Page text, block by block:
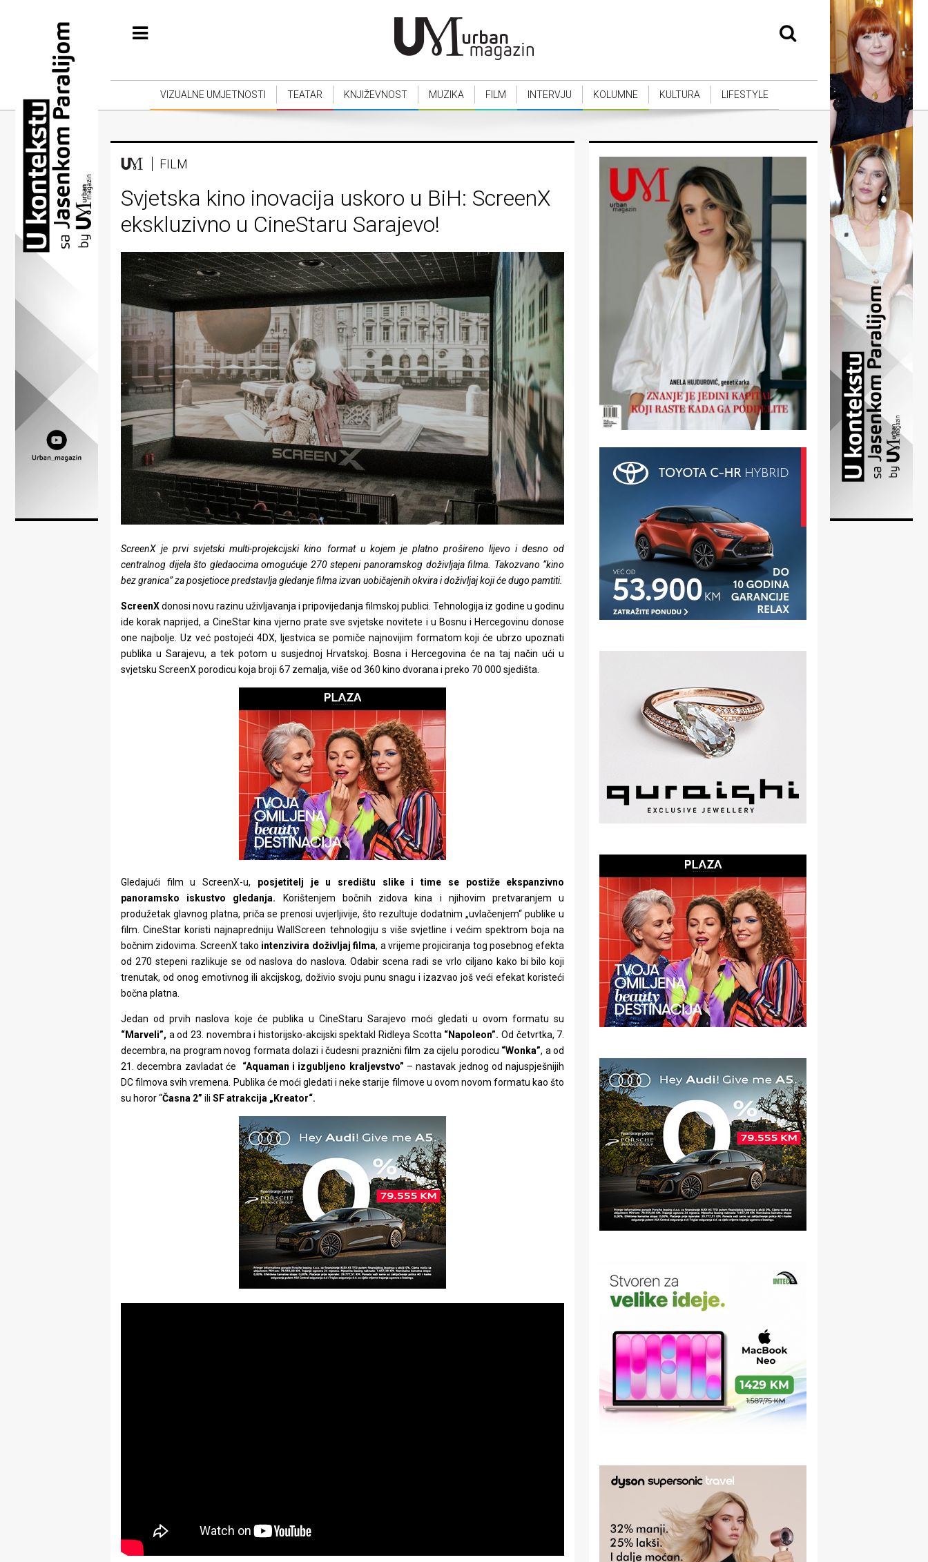
Vizualne
umjetnosti
Teatar
Književnost
Muzika
Film
Intervju
Kolumne
Lifestyle
Beauty
Zdravlje
stolom
u
VIZUALNE UMJETNOSTI TEATAR KNJIŽEVNOST MUZIKA FILM INTERVJU KOLUMNE KULTURA LIFESTYLE
FILM
Svjetska kino inovacija uskoro u BiH: ScreenX
ekskluzivno u CineStaru Sarajevo!
ScreenX je prvi svjetski multi-projekcijski kino format u kojem je platno prošireno lijevo i desno od
centralnog dijela što gledaocima omogućuje 270 stepeni panoramskog doživljaja filma. Takozvano “kino
bez granica” za posjetioce predstavlja gledanje filma izvan uobičajenih okvira i doživljaj koji će dugo pamtiti.
ScreenXdonosi novu razinu uživljavanja i pripovijedanja filmskoj publici. Tehnologija iz godine u godinu
ide korak naprijed, a CineStar kina vjerno prate sve svjetske novitete i u Bosnu i Hercegovinu donose
one najbolje. Uz već postojeći 4DX, ljestvica se pomiče najnovijim formatom koji će ubrzo upoznati
publika u Sarajevu, a tek potom u susjednoj Hrvatskoj. Bosna i Hercegovina će na taj način ući u
svjetsku ScreenX porodicu koja broji 67 zemalja, više od 360 kino dvorana i preko 70 000 sjedišta.
Gledajući film u ScreenX-u, posjetitelj je u središtu slike i time se postiže ekspanzivno
panoramsko iskustvo gledanja.
Korištenjem bočnih zidova kina i njihovim pretvaranjem u
produžetak glavnog platna, priča se prenosi uvjerljivije, što rezultuje dodatnim „uvlačenjem“ publike u
film. CineStar koristi najnapredniju WallScreen tehnologiju s više svjetline i većim spektrom boja na
bočnim zidovima. ScreenX tako intenzivira doživljaj filma, a vrijeme projiciranja tog posebnog efekta
od 270 stepeni razlikuje se od naslova do naslova. Odabir scena radi se vrlo ciljano kako bi bilo koji
trenutak, od onog emotivnog ili akcijskog, doživio svoju punu snagu i izazvao još veći efekat koristeći
bočna platna.
Jedan od prvih naslova koje će publika u CineStaru Sarajevo moći gledati u ovom formatu su
“Marveli”, a od 23. novembra i historijsko-akcijski spektakl Ridleya Scotta “Napoleon”. Od četvrtka, 7.
decembra, na program novog formata dolazi i čudesni praznični film za cijelu porodicu “Wonka”, a od
21. decembra zavladat će “Aquaman i izgubljeno kraljevstvo” – nastavak jednog od najuspješnijih
DC filmova svih vremena. Publika će moći gledati i neke starije filmove u ovom novom formatu kao što
su horor “Časna 2” ili SF atrakcija „Kreator“.